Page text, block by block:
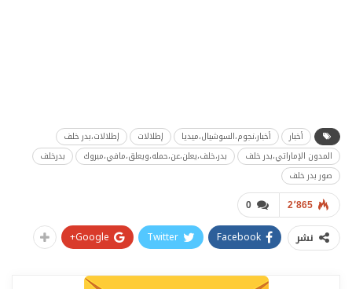
أخبار أخبار،نجوم،السوشيال،ميديا إطلالات
إطلالات،بدر خلف
المدون الإماراتي،بدر خلف
بدر،خلف،يعلن،عن،حمله،ويعلق،مافي،مبروك
بدرخلف
صور بدر خلف
0 2٬865
نشر Facebook
Twitter
Google+